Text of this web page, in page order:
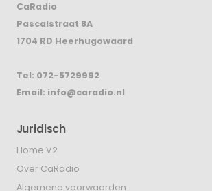
CaRadio
Pascalstraat 8A
1704 RD Heerhugowaard
Tel: 072-5729992
Email: info@caradio.nl
Juridisch
Home V2
Over CaRadio
Algemene voorwaarden